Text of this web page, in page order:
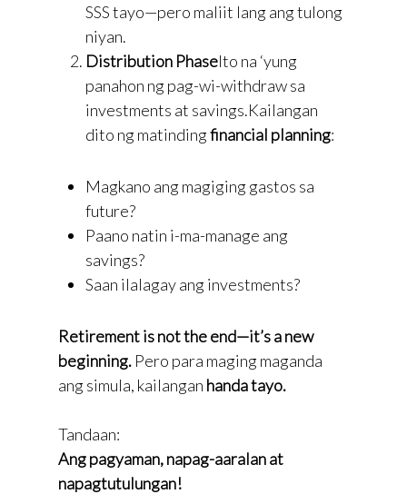
SSS tayo—pero maliit lang ang tulong
niyan.
Distribution PhaseIto na ‘yung
panahon ng pag-wi-withdraw sa
investments at savings.Kailangan
dito ng matindingfinancial planning:
Magkano ang magiging gastos sa
future?
Paano natin i-ma-manage ang
savings?
Saan ilalagay ang investments?
Retirement is not the end—it’s a new
beginning. Pero para maging maganda
ang simula, kailangan handa tayo.
Tandaan:
Ang pagyaman, napag-aaralan at
napagtutulungan!